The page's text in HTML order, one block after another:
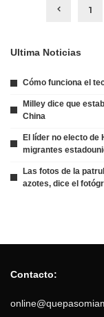
1
Ultima Noticias
Cómo funciona el
Milley dice que
China
El líder no electo de
migrantes
Las fotos de la
azotes, dice el
Contacto: